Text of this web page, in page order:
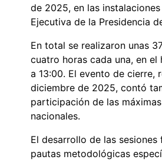
de 2025, en las
Ejecutiva de la Presidencia
En total se realizaron unas
cuatro horas cada una, en el
a 13:00. El evento de cierre,
diciembre de 2025, contó
participación de las
nacionales.
El desarrollo de las
pautas metodológicas